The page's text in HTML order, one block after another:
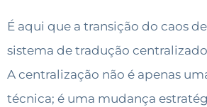
É aqui que a transição do caos
sistema de tradução
A centralização não é apenas
técnica; é uma mudança